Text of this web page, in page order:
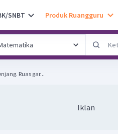
SNBT Produk Ruangguru
Ruas gar...
Iklan